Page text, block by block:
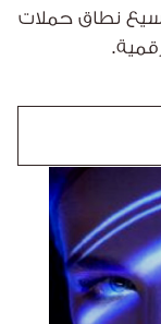
نطاق حملات